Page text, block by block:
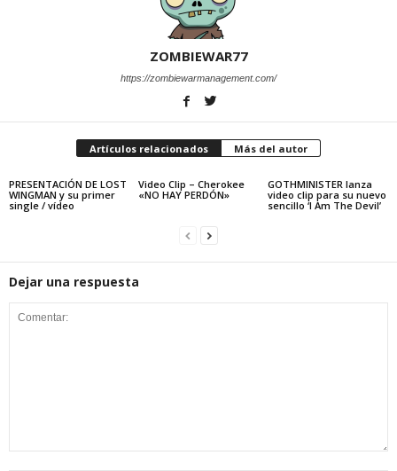
ZOMBIEWAR77
https://zombiewarmanagement.com/
Artículos relacionados Más del autor
PRESENTACIÓN DE LOST
WINGMAN y su primer
single / vídeo
Video Clip – Cherokee
«NO HAY PERDÓN»
GOTHMINISTER lanza
video clip para su nuevo
sencillo ‘I Am The Devil’
Dejar una respuesta